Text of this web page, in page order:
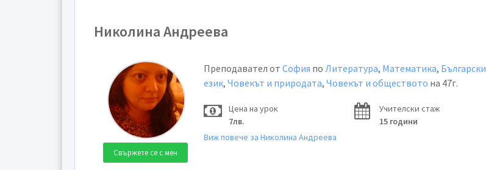
Николина Андреева
Свържете се с мен
Преподавател от София по Литература, Математика, Български
език, Човекът и природата, Човекът и обществото на 47г.
Цена на урок
7лв.
Учителски стаж
15 години
Виж повече за Николина Андреева